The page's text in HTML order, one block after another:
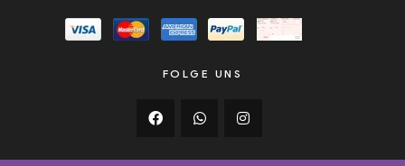
FOLGE UNS